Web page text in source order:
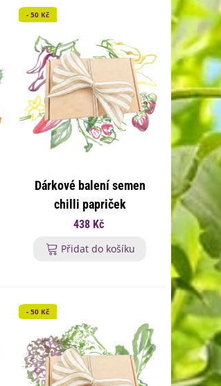
- 50 Kč
Dárkové balení semen
chilli papriček
438 Kč
Přidat do košíku
- 50 Kč